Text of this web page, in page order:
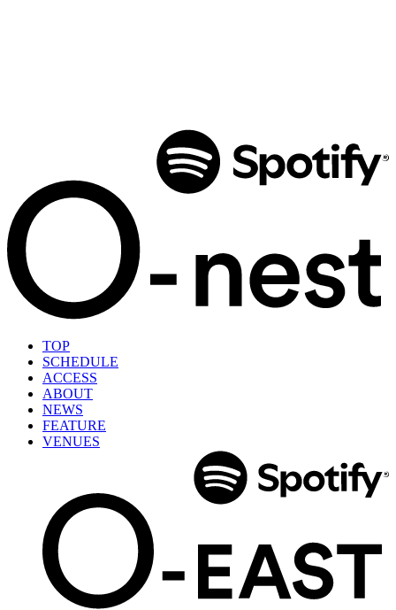
TOP
SCHEDULE
ACCESS
ABOUT
NEWS
FEATURE
VENUES